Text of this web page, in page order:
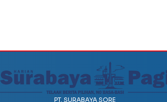
PT. SURABAYA SORE